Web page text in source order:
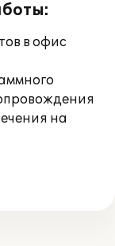
в офис
на